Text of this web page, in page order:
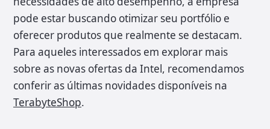
pode estar buscando otimizar seu portfólio e
oferecer produtos que realmente se destacam.
Para aqueles interessados em explorar mais
sobre as novas ofertas da Intel, recomendamos
conferir as últimas novidades disponíveis na
TerabyteShop.